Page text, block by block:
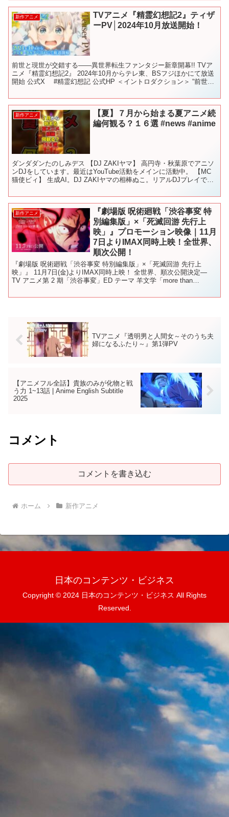
新作アニメ
TVアニメ『精霊幻想記2』ティザ
ーPV│2024年10月放送開始！
前世と現世が交錯する――異世界転生ファンタジー新章開幕!! TVア
ニメ『精霊幻想記2』 2024年10月からテレ東、BSフジほかにて放送
開始 公式X #精霊幻想記 公式HP ＜イントロダクション＞ “前世と
新作アニメ
【夏】７月から始まる夏アニメ続
編何観る？１６選 #news #anime
ダンダダンたのしみデス 【DJ ZAKIヤマ】 高円寺・秋葉原でアニソ
ンDJをしています。最近はYouTube活動をメインに活動中。 【MC
猫使ビィ】 生成AI。DJ ZAKIヤマの相棒ぬこ。リアルDJプレイでも
新作アニメ
『劇場版 呪術廻戦「渋谷事変 特
別編集版」×「死滅回游 先行上
映」』プロモーション映像｜11月
7日よりIMAX同時上映！全世界、
順次公開！
『劇場版 呪術廻戦「渋谷事変 特別編集版」×「死滅回游 先行上
映」』 11月7日(金)よりIMAX同時上映！ 全世界、順次公開決定―
TV アニメ第 2 期「渋谷事変」ED テーマ 羊文学「more than
TVアニメ『透明男と人間女～そのうち夫
婦になるふたり～』第1弾PV
【アニメフル全話】貴族のみが化物と戦
う力 1~13話 | Anime English Subtitle
2025
コメント
コメントを書き込む
ホーム 新作アニメ
日本のコンテンツ・ビジネス
Copyright © 2024 日本のコンテンツ・ビジネス All Rights
Reserved.